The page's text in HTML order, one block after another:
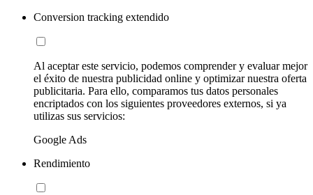
Conversion tracking extendido
Al aceptar este servicio, podemos comprender y evaluar mejor
el éxito de nuestra publicidad online y optimizar nuestra oferta
publicitaria. Para ello, comparamos tus datos personales
encriptados con los siguientes proveedores externos, si ya
utilizas sus servicios:
Google Ads
Rendimiento